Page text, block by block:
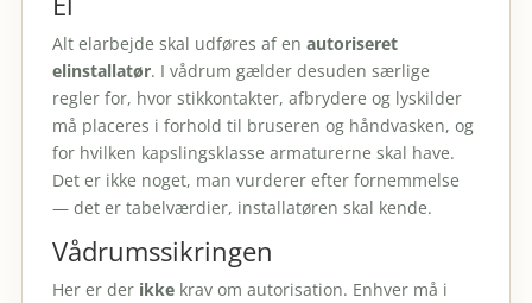
Alt elarbejde skal udføres af en autoriseret
elinstallatør. I vådrum gælder desuden særlige
regler for, hvor stikkontakter, afbrydere og lyskilder
må placeres i forhold til bruseren og håndvasken, og
for hvilken kapslingsklasse armaturerne skal have.
Det er ikke noget, man vurderer efter fornemmelse
— det er tabelværdier, installatøren skal kende.
Vådrumssikringen
Her er der ikkekrav om autorisation. Enhver må i